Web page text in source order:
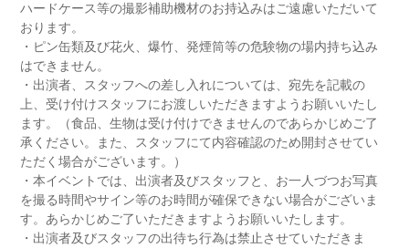
ハードケース等の撮影補助機材のお持込みはご遠慮いただいて
おります。
・ピン缶類及び花火、爆竹、発煙筒等の危験物の場内持ち込み
はできません。
・出演者、スタッフへの差し入れについては、宛先を記載の
上、受け付けスタッフにお渡しいただきますようお願いいたし
ます。（食品、生物は受け付けできませんのであらかじめご了
承ください。また、スタッフにて内容確認のため開封させてい
ただく場合がございます。）
・本イベントでは、出演者及びスタッフと、お一人づつお写真
を撮る時間やサイン等のお時間が確保できない場合がございま
す。あらかじめご了いただきますようお願いいたします。
・出演者及びスタッフの出待ち行為は禁止させていただきま